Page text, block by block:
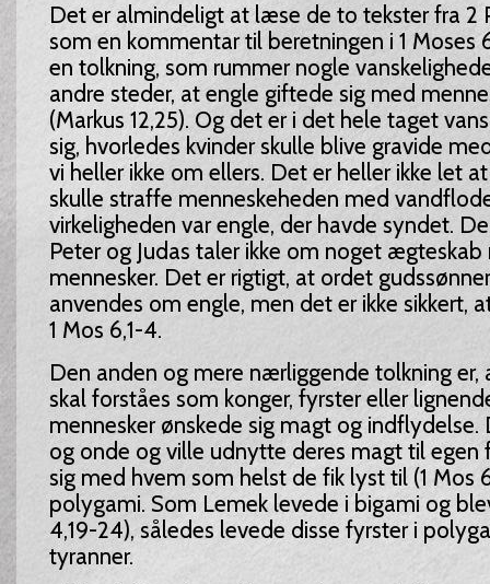
Det er almindeligt at læse de to tekster fra 2
som en kommentar til beretningen i 1 Moses
en tolkning, som rummer nogle
andre steder, at engle giftede sig med
(Markus 12,25). Og det er i det hele taget
sig, hvorledes kvinder skulle blive gravide
vi heller ikke om ellers. Det er heller ikke let
skulle straffe menneskeheden med
virkeligheden var engle, der havde syndet.
Peter og Judas taler ikke om noget
mennesker. Det er rigtigt, at ordet
anvendes om engle, men det er ikke sikkert,
1 Mos 6,1-4.
Den anden og mere nærliggende tolkning er,
skal forståes som konger, fyrster eller
mennesker ønskede sig magt og indflydelse.
og onde og ville udnytte deres magt til egen
sig med hvem som helst de fik lyst til (1 Mos
polygami. Som Lemek levede i bigami og
4,19-24), således levede disse fyrster i
tyranner.